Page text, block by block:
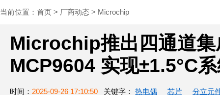
当前位置： 首页 > 厂商动态 > Microchip
Microchip推出四通道
MCP9604 实现±1.5°C
时间： 2025-09-26 17:10:50 关键字： 热电偶 芯片 分立元